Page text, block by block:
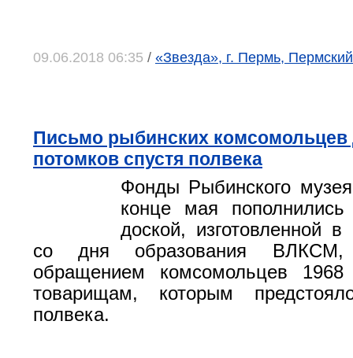
09.06.2018 06:35 / «Звезда», г. Пермь,
Письмо рыбинских
потомков спустя полвека
Фонды Рыбинского
конце мая
доской, изготовленной в
со дня образования
обращением комсомольцев
товарищам, которым
полвека.